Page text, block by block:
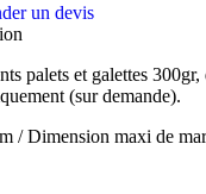
un devis
palets et galettes
(sur demande).
/ Dimension maxi de